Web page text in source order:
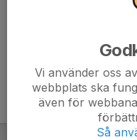
Vi använder oss
webbplats ska
även för
Så